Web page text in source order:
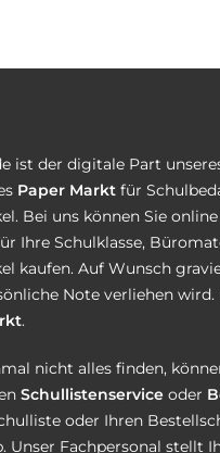
ist der digitale Part
Paper Markt für
Bei uns können Sie
Ihre Schulklasse,
kaufen. Auf Wunsch
Note verliehen wird.
.
nicht alles finden,
Schullistenservice oder
oder Ihren
Unser Fachpersonal stellt